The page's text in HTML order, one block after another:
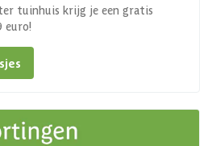
tuinhuis krijg je een gratis
euro!